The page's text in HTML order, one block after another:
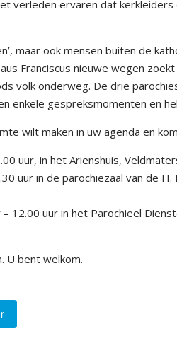
verleden ervaren dat
maar ook mensen buiten de
Franciscus nieuwe wegen
volk onderweg. De drie
enkele gespreksmomenten en
wilt maken in uw agenda en
uur, in het Arienshuis,
uur in de parochiezaal van de
12.00 uur in het Parochieel
U bent welkom.